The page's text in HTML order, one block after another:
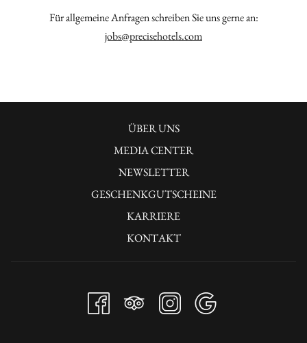
Für allgemeine Anfragen schreiben Sie uns gerne an:
jobs@precisehotels.com
ÜBER UNS
MEDIA CENTER
NEWSLETTER
SICH
GESCHENKGUTSCHEINE
KARRIERE
KONTAKT